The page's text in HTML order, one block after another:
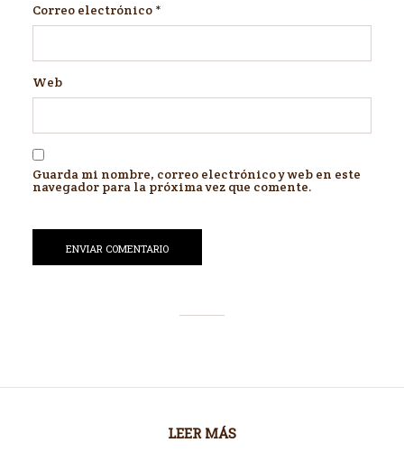
Correo electrónico *
Web
Guarda mi nombre, correo electrónico y web en este
navegador para la próxima vez que comente.
LEER MÁS